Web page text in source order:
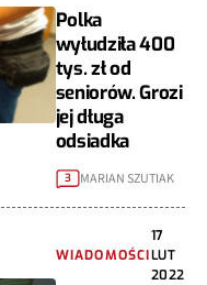
Polka
wyłudziła 400
tys. zł od
seniorów. Grozi
jej długa
odsiadka
3 MARIAN SZUTIAK
WIADOMOŚCI
17
LUT
2022